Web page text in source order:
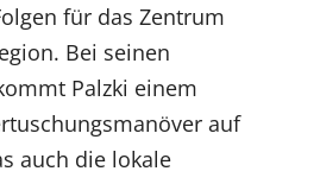
für das Zentrum
Bei seinen
Palzki einem
auf
auch die lokale